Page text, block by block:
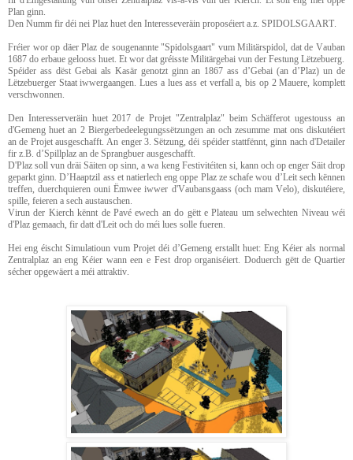
Plan ginn.
Den Numm fir déi nei Plaz huet den Interesseveräin proposéiert a.z. SPIDOLSGAART.
Fréier wor op däer Plaz de sougenannte "Spidolsgaart" vum Militärspidol, dat de Vauban
1687 do erbaue gelooss huet. Et wor dat gréisste Militärgebai vun der Festung Lëtzebuerg.
Spéider ass dëst Gebai als Kasär genotzt ginn an 1867 ass d’Gebai (an d’Plaz) un de
Lëtzebuerger Staat iwwergaangen. Lues a lues ass et verfall a, bis op 2 Mauere, komplett
verschwonnen.
Den Interesserveräin huet 2017 de Projet "Zentralplaz" beim Schäfferot ugestouss an
d'Gemeng huet an 2 Biergerbedeelegungssëtzungen an och zesumme mat ons diskutéiert
an de Projet ausgeschafft. An enger 3. Sëtzung, déi spéider stattfënnt, ginn nach d'Detailer
fir z.B. d’Spillplaz an de Sprangbuer ausgeschafft.
D'Plaz soll vun dräi Säiten op sinn, a wa keng Festivitéiten si, kann och op enger Säit drop
geparkt ginn. D’Haaptzil ass et natierlech eng oppe Plaz ze schafe wou d’Leit sech kënnen
treffen, duerchquieren ouni Ëmwee iwwer d'Vaubansgaass (och mam Velo), diskutéiere,
spille, feieren a sech austauschen.
Virun der Kierch kënnt de Pavé ewech an do gëtt e Plateau um selwechten Niveau wéi
d'Plaz gemaach, fir datt d'Leit och do méi lues solle fueren.
Hei eng éischt Simulatioun vum Projet déi d’Gemeng erstallt huet: Eng Kéier als normal
Zentralplaz an eng Kéier wann een e Fest drop organiséiert. Doduerch gëtt de Quartier
sécher opgewäert a méi attraktiv.